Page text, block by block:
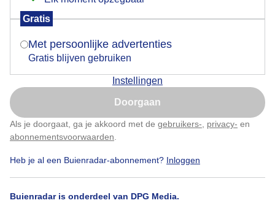
Gratis
Met persoonlijke advertenties
Gratis blijven gebruiken
Instellingen
Doorgaan
Als je doorgaat, ga je akkoord met de gebruikers- privacy- en
abonnementsvoorwaarden
Heb je al een Buienradar-abonnement? Inloggen
Buienradar is onderdeel van DPG Media.
Door: ria brasser Gemaakt: 28-06-2025, 47x bekeken
Zinderendheet Verkoelinginzee
Is goed, toon de popup
Nu niet, misschien later
Klik hierom dit aan te passen